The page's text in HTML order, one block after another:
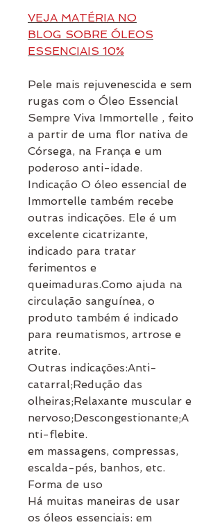
VEJA MATÉRIA NO
BLOG SOBRE ÓLEOS
ESSENCIAIS 10%
Pele mais rejuvenescida e sem
rugas com o Óleo Essencial
Sempre Viva Immortelle , feito
a partir de uma flor nativa de
Córsega, na França e um
poderoso anti-idade.
Indicação O óleo essencial de
Immortelle também recebe
outras indicações. Ele é um
excelente cicatrizante,
indicado para tratar
ferimentos e
queimaduras.Como ajuda na
circulação sanguínea, o
produto também é indicado
para reumatismos, artrose e
atrite.
Outras indicações:Anti-
catarral;Redução das
olheiras;Relaxante muscular e
nervoso;Descongestionante;A
nti-flebite.
em massagens, compressas,
escalda-pés, banhos, etc.
Forma de uso
Há muitas maneiras de usar
os óleos essenciais: em